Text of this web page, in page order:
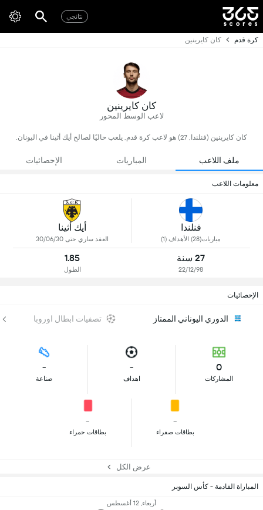
نتائجي
كرة قدم كان كايرينين
كان كايرينين
لاعب الوسط المحور
كان كايرينين (فنلندا, 27) هو لاعب كرة قدم, يلعب حاليًا لصالح أيك أثينا في اليونان.
ملف اللاعب المباريات الإحصائيات
معلومات اللاعب
فنلندا
مباريات(28) الأهداف (1)
أيك أثينا
العقد ساري حتى 30/06/30
27 سنة
22/12/98
1.85
الطول
الإحصائيات
الدوري اليوناني الممتاز تصفيات ابطال اوروبا
0
المشاركات
-
اهداف
-
صناعة
-
بطاقات صفراء
-
بطاقات حمراء
عرض الكل
المباراة القادمة - كأس السوبر
أربعاء, 12 أغسطس